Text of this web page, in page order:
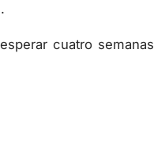
cuatro semanas